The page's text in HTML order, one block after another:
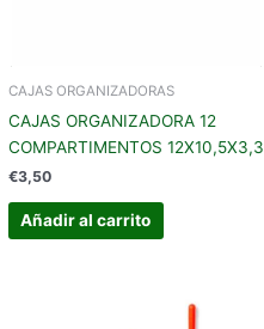
CAJAS ORGANIZADORAS
CAJAS ORGANIZADORA 12
COMPARTIMENTOS 12X10,5X3,3
€3,50
Añadir al carrito